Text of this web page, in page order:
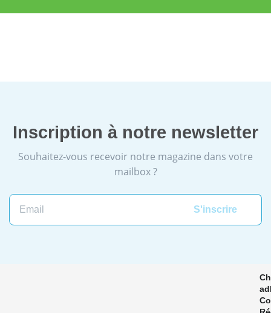
Inscription à notre newsletter
Souhaitez-vous recevoir notre magazine dans votre
mailbox ?
Email